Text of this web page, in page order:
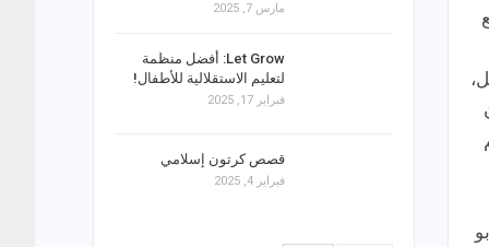
مارس 7, 2025
Let Grow: أفضل منظمة
لتعليم الاستقلالية للأطفال!
فبراير 17, 2025
قصص كرتون إسلامي
فبراير 4, 2025